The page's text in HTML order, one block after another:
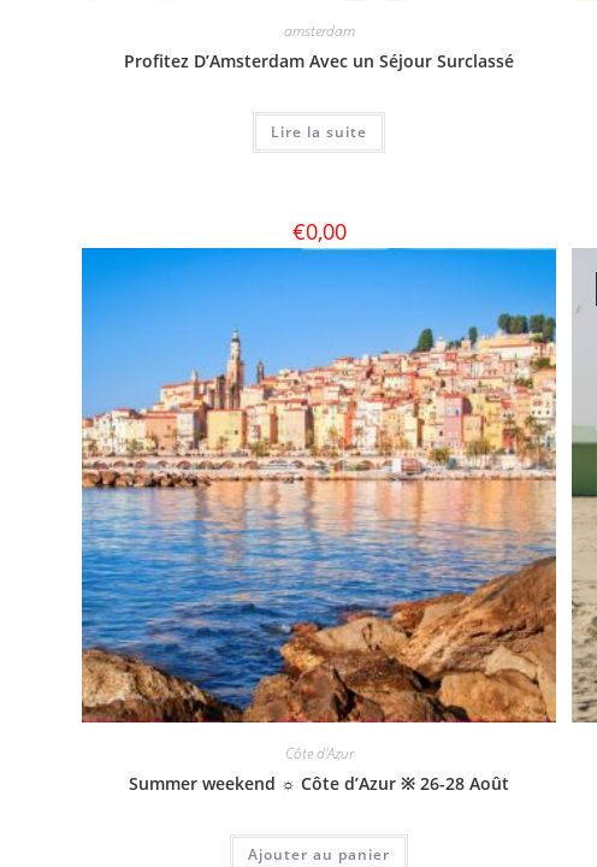
amsterdam
Profitez D’Amsterdam Avec un Séjour Surclassé
Lire la suite
€0,00
Côte d'Azur
Summer weekend ☼ Côte d’Azur ※ 26-28 Août
Ajouter au panier